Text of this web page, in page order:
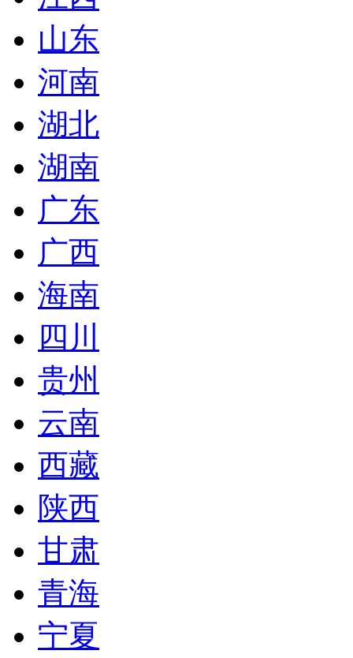
山东
河南
湖北
湖南
广东
广西
海南
四川
贵州
云南
西藏
陕西
甘肃
青海
宁夏